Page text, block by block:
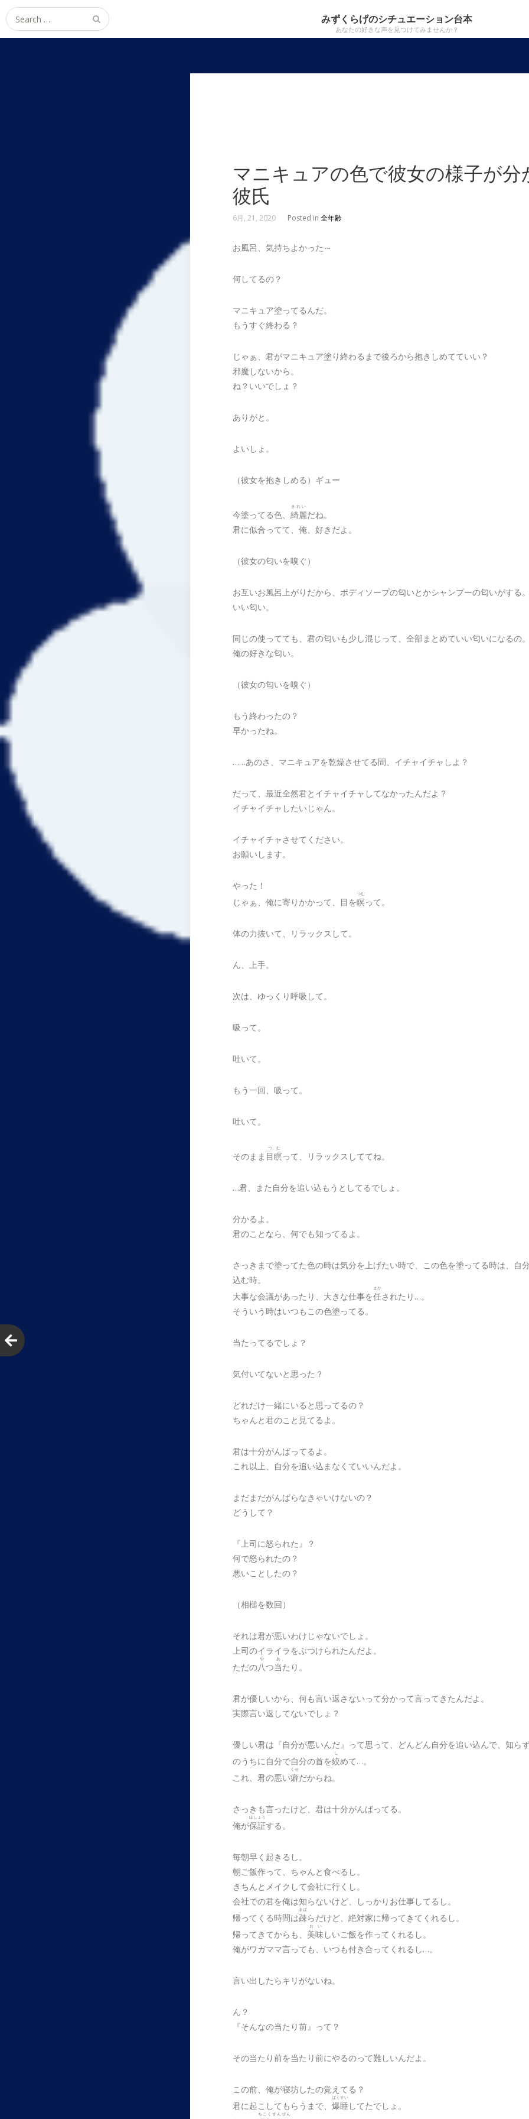
みずくらげのシチュエーション台本
あなたの好きな声を見つけてみませんか？
Search
for:
マニキュアの色で彼女の様子が分
彼氏
6月, 21, 2020 Posted in 全年齢
お風呂、気持ちよかった～
何してるの？
マニキュア塗ってるんだ。
もうすぐ終わる？
じゃぁ、君がマニキュア塗り終わるまで後ろから抱きしめてていい？
邪魔しないから。
ね？いいでしょ？
ありがと。
よいしょ。
（彼女を抱きしめる）ギュー
今塗ってる色、 綺麗
きれい
だね。
君に似合ってて、俺、好きだよ。
（彼女の匂いを嗅ぐ）
お互いお風呂上がりだから、ボディソープの匂いとかシャンプーの匂いがする
いい匂い。
同じの使ってても、君の匂いも少し混じって、全部まとめていい匂いになるの
俺の好きな匂い。
（彼女の匂いを嗅ぐ）
もう終わったの？
早かったね。
……あのさ、マニキュアを乾燥させてる間、イチャイチャしよ？
だって、最近全然君とイチャイチャしてなかったんだよ？
イチャイチャしたいじゃん。
イチャイチャさせてください。
お願いします。
やった！
じゃぁ、俺に寄りかかって、目を瞑
つむ
って。
体の力抜いて、リラックスして。
ん、上手。
次は、ゆっくり呼吸して。
吸って。
吐いて。
もう一回、吸って。
吐いて。
そのまま 目瞑
つむ
って、リラックスしててね。
…君、また自分を追い込もうとしてるでしょ。
分かるよ。
君のことなら、何でも知ってるよ。
さっきまで塗ってた色の時は気分を上げたい時で、この色を塗ってる時は、自
込む時。
大事な会議があったり、大きな仕事を任
まか
されたり…。
そういう時はいつもこの色塗ってる。
当たってるでしょ？
気付いてないと思った？
どれだけ一緒にいると思ってるの？
ちゃんと君のこと見てるよ。
君は十分がんばってるよ。
これ以上、自分を追い込まなくていいんだよ。
まだまだがんばらなきゃいけないの？
どうして？
『上司に怒られた』？
何で怒られたの？
悪いことしたの？
（相槌を数回）
それは君が悪いわけじゃないでしょ。
上司のイライラをぶつけられたんだよ。
ただの八
や
つ当
あ
たり。
君が優しいから、何も言い返さないって分かって言ってきたんだよ。
実際言い返してないでしょ？
優しい君は『自分が悪いんだ』って思って、どんどん自分を追い込んで、知ら
のうちに自分で自分の首を絞
し
めて…。
これ、君の悪い癖
くせ
だからね。
さっきも言ったけど、君は十分がんばってる。
俺が保証
ほしょう
する。
毎朝早く起きるし。
朝ご飯作って、ちゃんと食べるし。
きちんとメイクして会社に行くし。
会社での君を俺は知らないけど、しっかりお仕事してるし。
帰ってくる時間は疎
まば
らだけど、絶対家に帰ってきてくれるし。
帰ってきてからも、 美味
おい
しいご飯を作ってくれるし。
俺がワガママ言っても、いつも付き合ってくれるし…。
言い出したらキリがないね。
ん？
『そんなの当たり前』って？
その当たり前を当たり前にやるのって難しいんだよ。
この前、俺が寝坊したの覚えてる？
君に起こしてもらうまで、 爆睡
ばくすい
してたでしょ。
ちこくすんぜん